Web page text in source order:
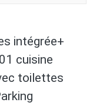
intégrée+
cuisine
toilettes